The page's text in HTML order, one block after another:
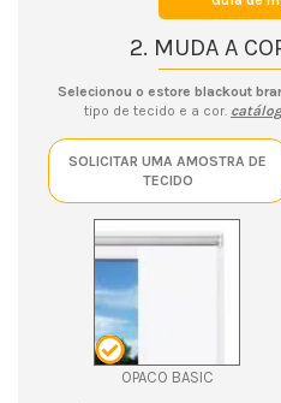
2. MUDA A
Selecionou o estore blackout
tipo de tecido e a cor.
SOLICITAR UMA AMOSTRA DE
TECIDO
OPACO BASIC